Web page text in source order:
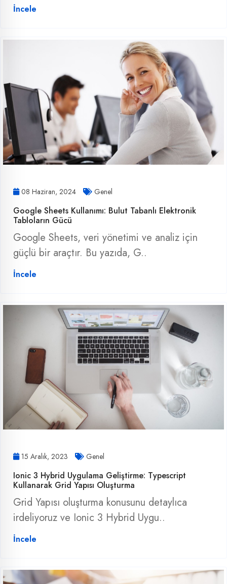
İncele
08 Haziran, 2024 Genel
Google Sheets Kullanımı: Bulut Tabanlı Elektronik
Tabloların Gücü
Google Sheets, veri yönetimi ve analiz için
güçlü bir araçtır. Bu yazıda, G..
İncele
15 Aralık, 2023 Genel
Ionic 3 Hybrid Uygulama Geliştirme: Typescript
Kullanarak Grid Yapısı Oluşturma
Grid Yapısı oluşturma konusunu detaylıca
irdeliyoruz ve Ionic 3 Hybrid Uygu..
İncele